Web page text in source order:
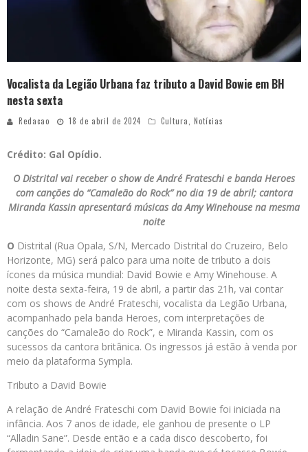
Vocalista da Legião Urbana faz tributo a David Bowie em BH
nesta sexta
Redacao 18 de abril de 2024 Cultura, Notícias
Crédito: Gal Opídio.
O Distrital vai receber o show de André Frateschi e banda Heroes
com canções do “Camaleão do Rock” no dia 19 de abril; cantora
Miranda Kassin apresentará músicas da Amy Winehouse na mesma
noite
O Distrital (Rua Opala, S/N, Mercado Distrital do Cruzeiro, Belo
Horizonte, MG) será palco para uma noite de tributo a dois
ícones da música mundial: David Bowie e Amy Winehouse. A
noite desta sexta-feira, 19 de abril, a partir das 21h, vai contar
com os shows de André Frateschi, vocalista da Legião Urbana,
acompanhado pela banda Heroes, com interpretações de
canções do “Camaleão do Rock”, e Miranda Kassin, com os
sucessos da cantora britânica. Os ingressos já estão à venda por
meio da plataforma Sympla.
Tributo a David Bowie
A relação de André Frateschi com David Bowie foi iniciada na
infância. Aos 7 anos de idade, ele ganhou de presente o LP
“Alladin Sane”. Desde então e a cada disco descoberto, foi